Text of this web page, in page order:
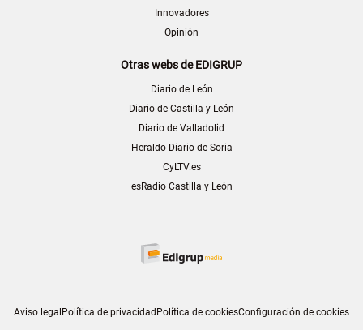
Innovadores
Opinión
Otras webs de EDIGRUP
Diario de León
Diario de Castilla y León
Diario de Valladolid
Heraldo-Diario de Soria
CyLTV.es
esRadio Castilla y León
Aviso legal Política de privacidad Política de cookiesConfiguración de cookies